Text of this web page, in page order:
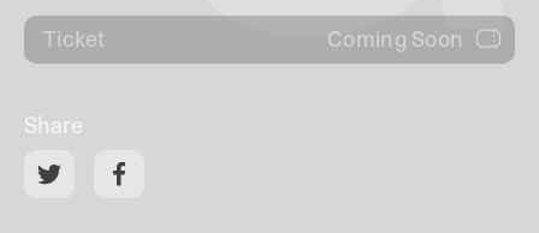
Ticket Coming Soon
Share